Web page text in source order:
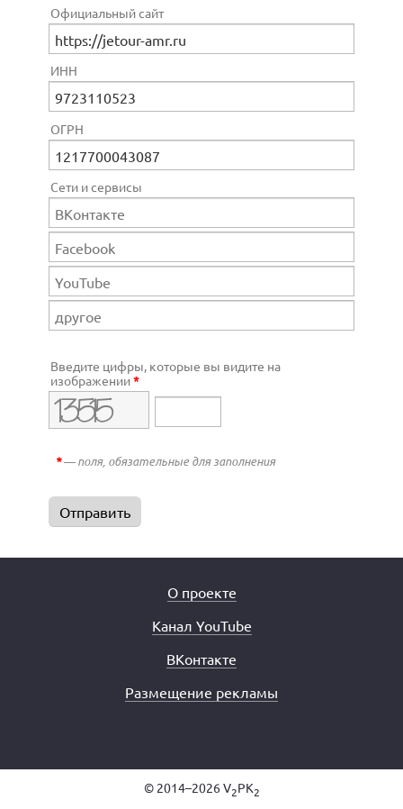
Официальный сайт
ИНН
ОГРН
Сети и сервисы
Введите цифры, которые вы видите на
изображении*
*— поля, обязательные для заполнения
О проекте
Канал YouTube
ВКонтакте
Размещение рекламы
© 2014–2026 V2PK2